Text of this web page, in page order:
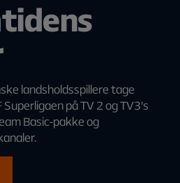
landsholdsspillere tage
på TV 2 og TV3’s
Basic-pakke og